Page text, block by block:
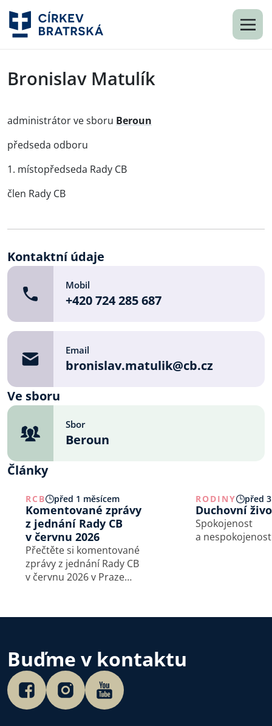
Bronislav Matulík
administrátor ve sboru Beroun
předseda odboru
1. místopředseda Rady CB
člen Rady CB
Kontaktní údaje
Mobil
+420 724 285 687
Email
bronislav.matulik@cb.cz
Ve sboru
Sbor
Beroun
Články
RCB před 1 měsícem
Komentované zprávy
z jednání Rady CB
v červnu 2026
Přečtěte si komentované
zprávy z jednání Rady CB
v červnu 2026 v Praze
RODINY před
Duchovní
Spokojenost
a nespokojenost
Buďme v kontaktu